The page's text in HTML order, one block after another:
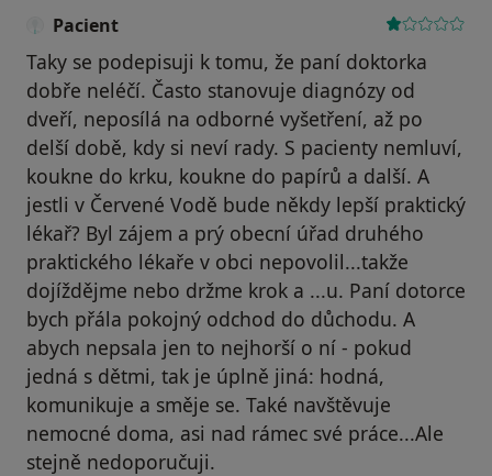
Pacient
Taky se podepisuji k tomu, že paní doktorka
dobře neléčí. Často stanovuje diagnózy od
dveří, neposílá na odborné vyšetření, až po
delší době, kdy si neví rady. S pacienty nemluví,
koukne do krku, koukne do papírů a další. A
jestli v Červené Vodě bude někdy lepší praktický
lékař? Byl zájem a prý obecní úřad druhého
praktického lékaře v obci nepovolil...takže
dojíždějme nebo držme krok a ...u. Paní dotorce
bych přála pokojný odchod do důchodu. A
abych nepsala jen to nejhorší o ní - pokud
jedná s dětmi, tak je úplně jiná: hodná,
komunikuje a směje se. Také navštěvuje
nemocné doma, asi nad rámec své práce...Ale
stejně nedoporučuji.